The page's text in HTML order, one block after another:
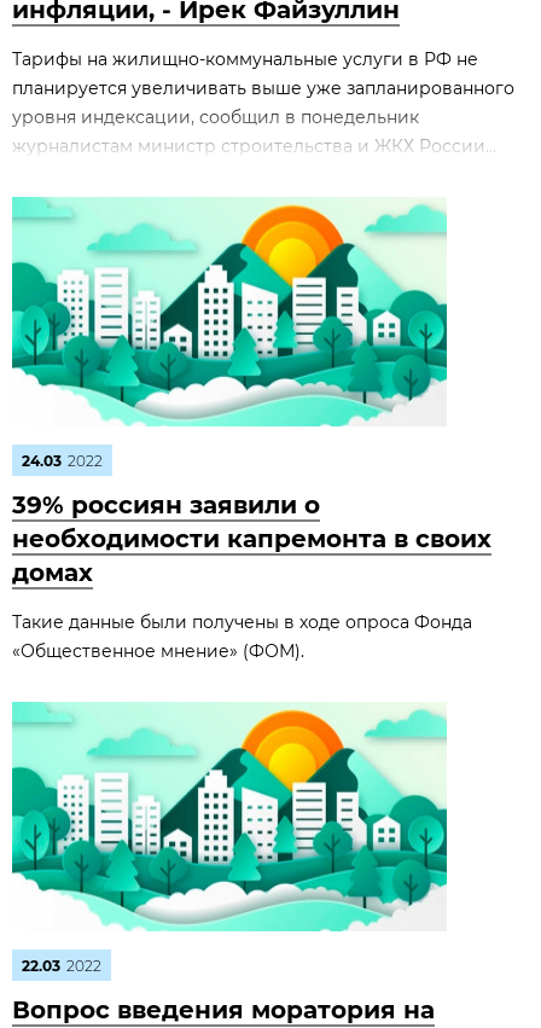
инфляции, - Ирек Файзуллин
Тарифы на жилищно-коммунальные услуги в РФ не
планируется увеличивать выше уже запланированного
уровня индексации, сообщил в понедельник
журналистам министр строительства и ЖКХ России...
24.03 2022
39% россиян заявили о
необходимости капремонта в своих
домах
Такие данные были получены в ходе опроса Фонда
«Общественное мнение» (ФОМ).
22.03 2022
Вопрос введения моратория на